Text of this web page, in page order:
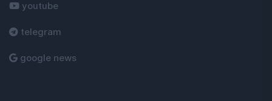
youtube
telegram
google news